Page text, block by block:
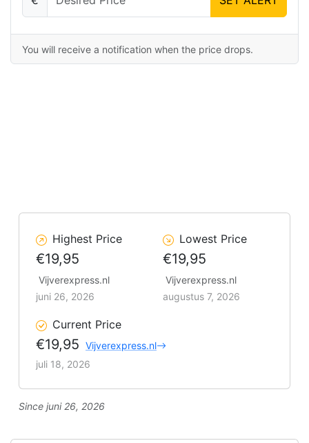
You will receive a notification when the price drops.
Highest Price
€19,95
Vijverexpress.nl
juni 26, 2026
Lowest Price
€19,95
Vijverexpress.nl
augustus 7, 2026
Current Price
€19,95 Vijverexpress.nl
juli 18, 2026
Since juni 26, 2026